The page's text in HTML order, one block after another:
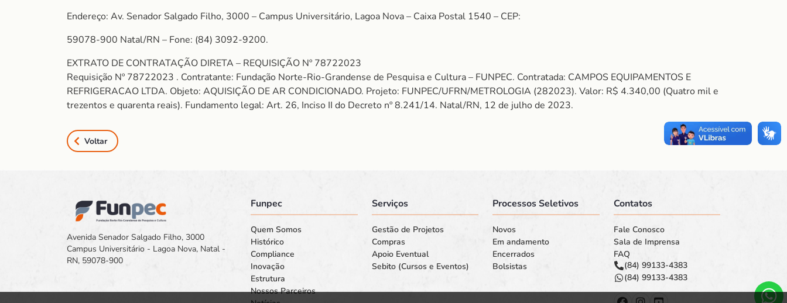
Endereço: Av. Senador Salgado Filho, 3000 – Campus Universitário, Lagoa Nova – Caixa Postal 1540 – CEP:
59078-900 Natal/RN – Fone: (84) 3092-9200.
EXTRATO DE CONTRATAÇÃO DIRETA – REQUISIÇÃO Nº 78722023
Requisição Nº 78722023 . Contratante: Fundação Norte-Rio-Grandense de Pesquisa e Cultura – FUNPEC. Contratada: CAMPOS EQUIPAMENTOS E
REFRIGERACAO LTDA. Objeto: AQUISIÇÃO DE AR CONDICIONADO. Projeto: FUNPEC/UFRN/METROLOGIA (282023). Valor: R$ 4.340,00 (Quatro mil e
trezentos e quarenta reais). Fundamento legal: Art. 26, Inciso II do Decreto nº 8.241/14. Natal/RN, 12 de julho de 2023.
Voltar
Avenida Senador Salgado Filho, 3000
Campus Universitário - Lagoa Nova, Natal -
RN, 59078-900
Funpec
Quem Somos
Histórico
Compliance
Inovação
Estrutura
Nossos Parceiros
Serviços
Gestão de Projetos
Compras
Apoio Eventual
Sebito (Cursos e Eventos)
Processos Seletivos
Novos
Em andamento
Encerrados
Bolsistas
Contatos
Fale Conosco
Sala de Imprensa
FAQ
(84) 99133-4383
(84) 99133-4383